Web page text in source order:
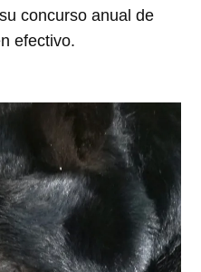
concurso anual de
efectivo.